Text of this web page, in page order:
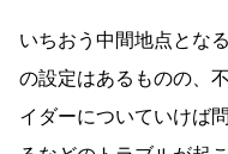
いちおう中間地点とな
の設定はあるものの、
イダーについていけば